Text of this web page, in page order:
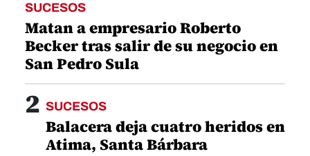
SUCESOS
Matan a empresario Roberto
Becker tras salir de su negocio en
San Pedro Sula
2 SUCESOS
Balacera deja cuatro heridos en
Atima, Santa Bárbara